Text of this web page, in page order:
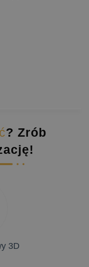
? Zrób
3D